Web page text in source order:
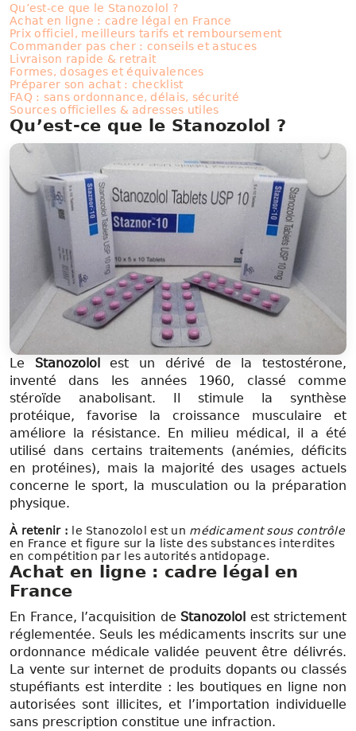
Qu’est-ce que le Stanozolol ?
Achat en ligne : cadre légal en France
Prix officiel, meilleurs tarifs et remboursement
Commander pas cher : conseils et astuces
Livraison rapide & retrait
Formes, dosages et équivalences
Préparer son achat : checklist
FAQ : sans ordonnance, délais, sécurité
Sources officielles & adresses utiles
Qu’est-ce que le Stanozolol ?
Le Stanozolol
est un dérivé de la testostérone,
inventé dans les années 1960, classé comme
stéroïde anabolisant. Il stimule la synthèse
protéique, favorise la croissance musculaire et
améliore la résistance. En milieu médical, il a été
utilisé dans certains traitements (anémies, déficits
en protéines), mais la majorité des usages actuels
concerne le sport, la musculation ou la préparation
physique.
À retenir : le Stanozolol est un médicament sous contrôle
en France et figure sur la liste des substances interdites
en compétition par les autorités antidopage.
Achat en ligne : cadre légal en
France
En France, l’acquisition de Stanozolol est strictement
réglementée. Seuls les médicaments inscrits sur une
ordonnance médicale validée peuvent être délivrés.
La vente sur internet de produits dopants ou classés
stupéfiants est interdite : les boutiques en ligne non
autorisées sont illicites, et l’importation individuelle
sans prescription constitue une infraction.